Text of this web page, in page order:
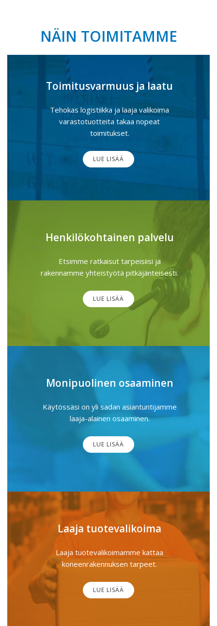
NÄIN TOIMITAMME
Toimitusvarmuus ja laatu
Tehokas logistiikka ja laaja valikoima
varastotuotteita takaa nopeat
toimitukset.
LUE LISÄÄ
Henkilökohtainen palvelu
Etsimme ratkaisut tarpeisiisi ja
rakennamme yhteistyötä pitkäjänteisesti.
LUE LISÄÄ
Monipuolinen osaaminen
Käytössäsi on yli sadan asiantuntijamme
laaja-alainen osaaminen.
LUE LISÄÄ
Laaja tuotevalikoima
Laaja tuotevalikoimamme kattaa
koneenrakennuksen tarpeet.
LUE LISÄÄ